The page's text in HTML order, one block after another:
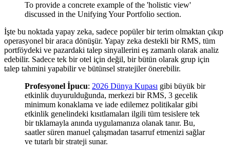
To provide a concrete example of the 'holistic view'
discussed in the Unifying Your Portfolio section.
İşte bu noktada yapay zeka, sadece popüler bir terim olmaktan çıkıp
operasyonel bir araca dönüşür. Yapay zeka destekli bir RMS, tüm
portföydeki ve pazardaki talep sinyallerini eş zamanlı olarak analiz
edebilir. Sadece tek bir otel için değil, bir bütün olarak grup için
talep tahmini yapabilir ve bütünsel stratejiler önerebilir.
Profesyonel İpucu: 2026 Dünya Kupası gibi büyük bir
etkinlik duyurulduğunda, merkezi bir RMS, 3 gecelik
minimum konaklama ve iade edilemez politikalar gibi
etkinlik genelindeki kısıtlamaları ilgili tüm tesislere tek
bir tıklamayla anında uygulamanıza olanak tanır. Bu,
saatler süren manuel çalışmadan tasarruf etmenizi sağlar
ve tutarlı bir strateji sunar.